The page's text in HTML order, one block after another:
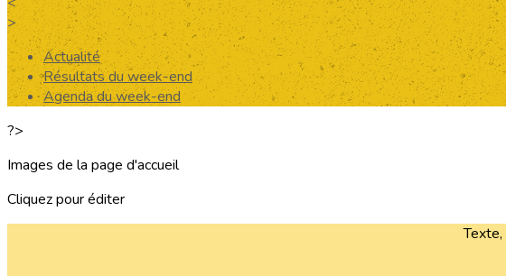
>
Actualité
Résultats du week-end
Agenda du week-end
?>
Images de la page d'accueil
Cliquez pour éditer